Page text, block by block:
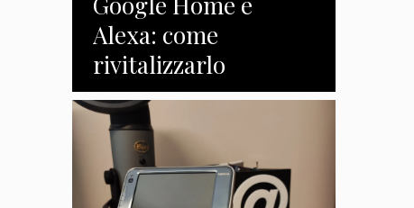
Alexa: come
rivitalizzarlo